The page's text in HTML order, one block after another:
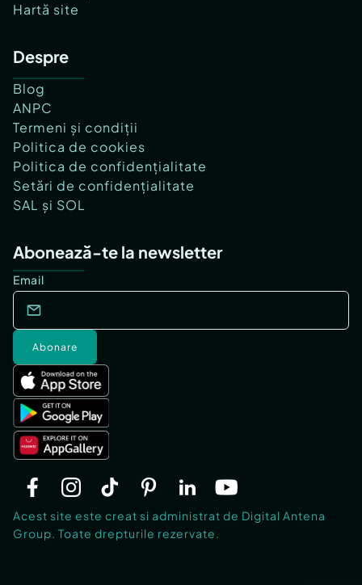
Hartă site
Despre
Blog
ANPC
Termeni și condiții
Politica de cookies
Politica de confidențialitate
Setări de confidențialitate
SAL și SOL
Abonează-te la newsletter
Email
Abonare
Acest site este creat si administrat de Digital Antena
Group. Toate drepturile rezervate.